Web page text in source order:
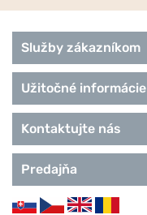
T-Sport
Heritage
T-Lady
T-Pocket
Remienky Tissot
Služby zákazníkom
Užitočné informácie
Kontaktujte nás
Predajňa